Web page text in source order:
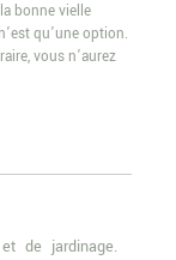
bonne vielle
qu’une option.
vous n’aurez
de jardinage.